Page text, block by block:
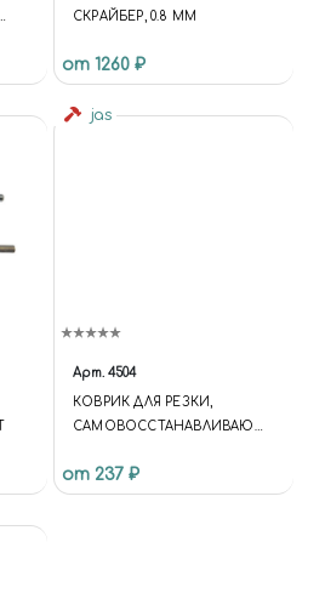
СКРАЙБЕР, 0.8 ММ
от 1260 ₽
jas
Арт. 4504
КОВРИК ДЛЯ РЕЗКИ,
САМОВОССТАНАВЛИВАЮЩ
4504
от 237 ₽